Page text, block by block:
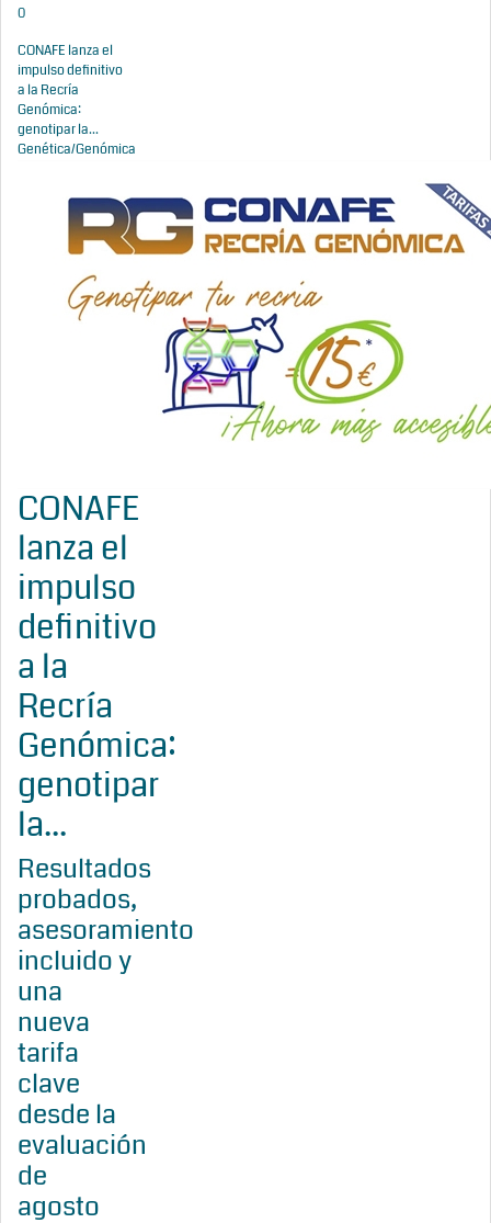
0
CONAFE lanza el
impulso definitivo
a la Recría
Genómica:
genotipar la...
Genética/Genómica
CONAFE
lanza el
impulso
definitivo
a la
Recría
Genómica:
genotipar
la...
Resultados
probados,
asesoramiento
incluido y
una
nueva
tarifa
clave
desde la
evaluación
de
agosto